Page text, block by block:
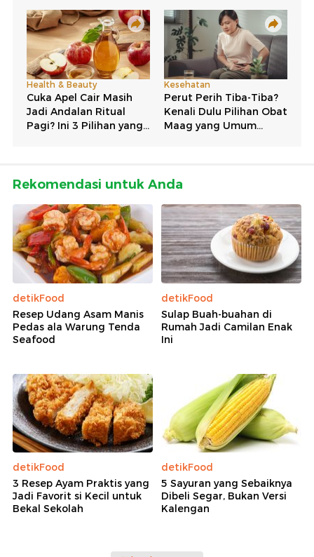
Rekomendasi untuk Anda
detikFood
Resep Udang Asam Manis
Pedas ala Warung Tenda
Seafood
detikFood
Sulap Buah-buahan di
Rumah Jadi Camilan Enak
Ini
detikFood
3 Resep Ayam Praktis yang
Jadi Favorit si Kecil untuk
Bekal Sekolah
detikFood
5 Sayuran yang Sebaiknya
Dibeli Segar, Bukan Versi
Kalengan